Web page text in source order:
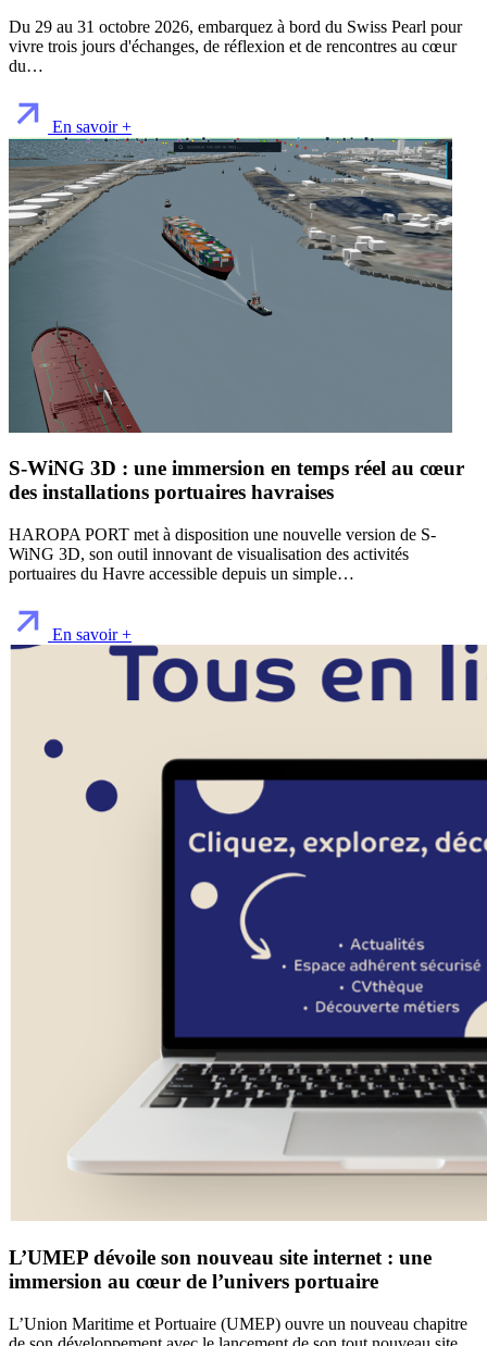
Du 29 au 31 octobre 2026, embarquez à bord du Swiss Pearl pour
vivre trois jours d'échanges, de réflexion et de rencontres au cœur
du…
En savoir +
S-WiNG 3D : une immersion en temps réel au cœur
des installations portuaires havraises
HAROPA PORT met à disposition une nouvelle version de S-
WiNG 3D, son outil innovant de visualisation des activités
portuaires du Havre accessible depuis un simple…
En savoir +
L’UMEP dévoile son nouveau site internet : une
immersion au cœur de l’univers portuaire
L’Union Maritime et Portuaire (UMEP) ouvre un nouveau chapitre